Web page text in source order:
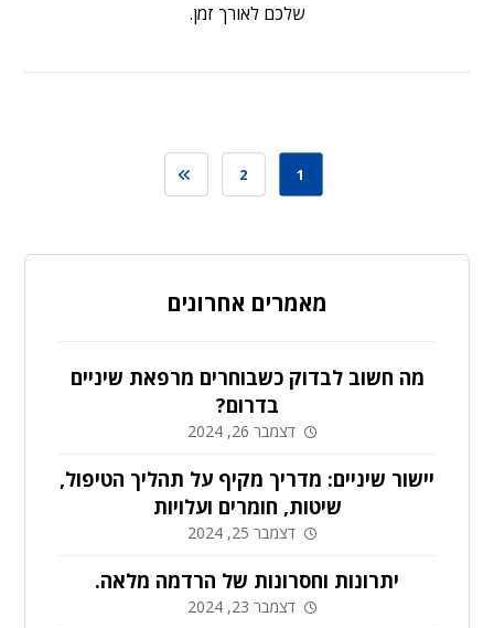
שלכם לאורך זמן.
1
2
מאמרים אחרונים
מה חשוב לבדוק כשבוחרים מרפאת שיניים
בדרום?
דצמבר 26, 2024
יישור שיניים: מדריך מקיף על תהליך הטיפול,
שיטות, חומרים ועלויות
דצמבר 25, 2024
יתרונות וחסרונות של הרדמה מלאה.
דצמבר 23, 2024